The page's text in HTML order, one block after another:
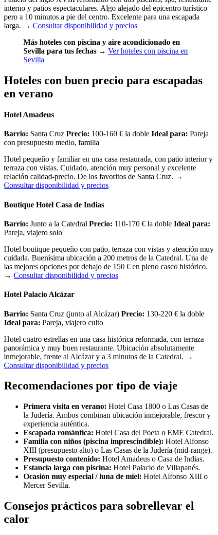
interno y patios espectaculares. Algo alejado del epicentro turístico
pero a 10 minutos a pie del centro. Excelente para una escapada
larga. → Consultar disponibilidad y precios
Más hoteles con piscina y aire acondicionado en
Sevilla para tus fechas → Ver hoteles con piscina en
Sevilla
Hoteles con buen precio para escapadas
en verano
Hotel Amadeus
Barrio: Santa Cruz Precio: 100-160 € la doble Ideal para: Pareja
con presupuesto medio, familia
Hotel pequeño y familiar en una casa restaurada, con patio interior y
terraza con vistas. Cuidado, atención muy personal y excelente
relación calidad-precio. De los favoritos de Santa Cruz. →
Consultar disponibilidad y precios
Boutique Hotel Casa de Indias
Barrio: Junto a la Catedral Precio: 110-170 € la doble Ideal para:
Pareja, viajero solo
Hotel boutique pequeño con patio, terraza con vistas y atención muy
cuidada. Buenísima ubicación a 200 metros de la Catedral. Una de
las mejores opciones por debajo de 150 € en pleno casco histórico.
→ Consultar disponibilidad y precios
Hotel Palacio Alcázar
Barrio: Santa Cruz (junto al Alcázar) Precio: 130-220 € la doble
Ideal para: Pareja, viajero culto
Hotel cuatro estrellas en una casa histórica reformada, con terraza
panorámica y muy buen restaurante. Ubicación absolutamente
inmejorable, frente al Alcázar y a 3 minutos de la Catedral. →
Consultar disponibilidad y precios
Recomendaciones por tipo de viaje
Primera visita en verano: Hotel Casa 1800 o Las Casas de
la Judería. Ambos combinan ubicación inmejorable, frescor y
experiencia auténtica.
Escapada romántica: Hotel Casa del Poeta o EME Catedral.
Familia con niños (piscina imprescindible): Hotel Alfonso
XIII (presupuesto alto) o Las Casas de la Judería (mid-range).
Presupuesto contenido: Hotel Amadeus o Casa de Indias.
Estancia larga con piscina: Hotel Palacio de Villapanés.
Ocasión muy especial / luna de miel: Hotel Alfonso XIII o
Mercer Sevilla.
Consejos prácticos para sobrellevar el
calor